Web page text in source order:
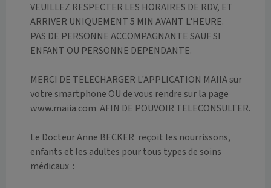
VEUILLEZ RESPECTER LES HORAIRES DE RDV, ET
ARRIVER UNIQUEMENT 5 MIN AVANT L'HEURE.
PAS DE PERSONNE ACCOMPAGNANTE SAUF SI
ENFANT OU PERSONNE DEPENDANTE.
MERCI DE TELECHARGER L'APPLICATION MAIIA sur
votre smartphone OU de vous rendre sur la page
www.maiia.com  AFIN DE POUVOIR TELECONSULTER.
Le Docteur Anne BECKER  reçoit les nourrissons,
enfants et les adultes pour tous types de soins
médicaux  :